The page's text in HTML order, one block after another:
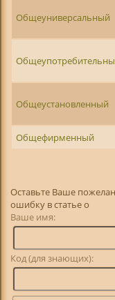
Общеуниверсальный
Общеустановленный
Общефирменный
Оставьте Ваше
ошибку в статье о
Ваше имя:
Код (для знающих):